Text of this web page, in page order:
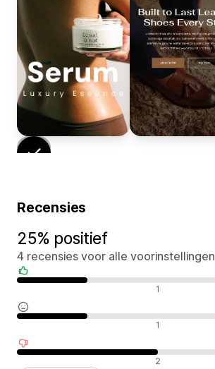
Recensies
25% positief
4 recensies voor alle voorinstellingen
1
1
2